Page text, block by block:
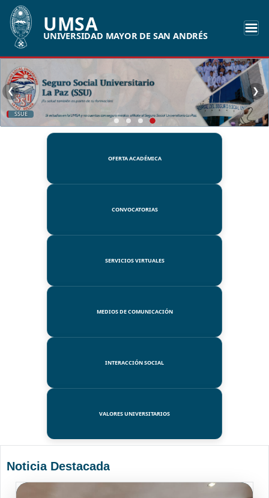
UMSA
UNIVERSIDAD MAYOR DE SAN ANDRÉS
SSUE
❮ ❯
OFERTA ACADÉMICA
CONVOCATORIAS
SERVICIOS VIRTUALES
MEDIOS DE COMUNICACIÓN
INTERACCIÓN SOCIAL
VALORES UNIVERSITARIOS
Noticia Destacada